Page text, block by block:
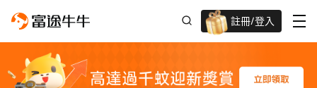
註冊/登入
迎新驚喜賞 股票/BTC等任你揀!